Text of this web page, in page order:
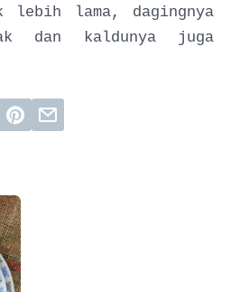
lebih lama, dagingnya
dan kaldunya juga